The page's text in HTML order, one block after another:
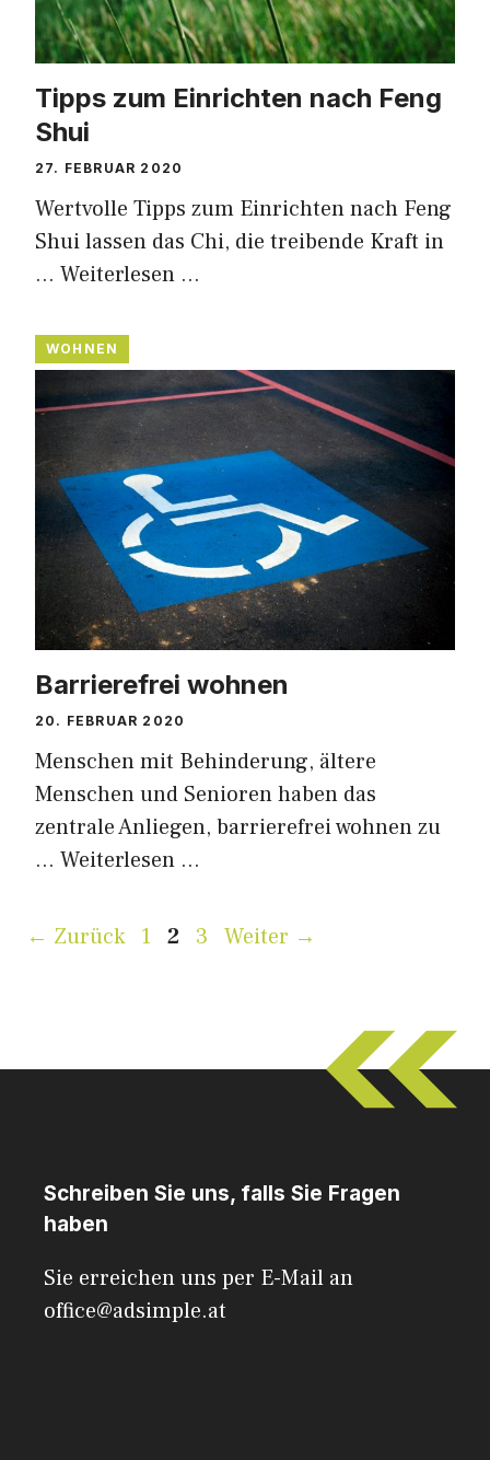
Tipps zum Einrichten nach Feng
Shui
27. FEBRUAR 2020
Wertvolle Tipps zum Einrichten nach Feng
Shui lassen das Chi, die treibende Kraft in
… Weiterlesen …
WOHNEN
Barrierefrei wohnen
20. FEBRUAR 2020
Menschen mit Behinderung, ältere
Menschen und Senioren haben das
zentrale Anliegen, barrierefrei wohnen zu
… Weiterlesen …
← Zurück Seite
1 Seite
2 Seite
3 Weiter →
Schreiben Sie uns, falls Sie Fragen
haben
Sie erreichen uns per E-Mail an
office@adsimple.at